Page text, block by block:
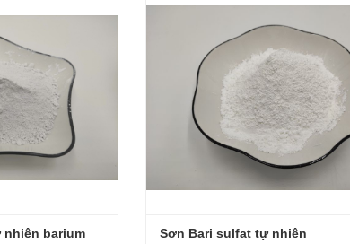
barium
Sơn Bari sulfat tự nhiên